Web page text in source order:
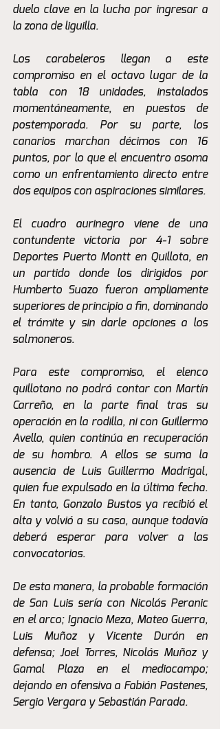
duelo clave en la lucha por ingresar a
la zona de liguilla.
Los carabeleros llegan a este
compromiso en el octavo lugar de la
tabla con 18 unidades, instalados
momentáneamente, en puestos de
postemporada. Por su parte, los
canarios marchan décimos con 16
puntos, por lo que el encuentro asoma
como un enfrentamiento directo entre
dos equipos con aspiraciones similares.
El cuadro aurinegro viene de una
contundente victoria por 4-1 sobre
Deportes Puerto Montt en Quillota, en
un partido donde los dirigidos por
Humberto Suazo fueron ampliamente
superiores de principio a fin, dominando
el trámite y sin darle opciones a los
salmoneros.
Para este compromiso, el elenco
quillotano no podrá contar con Martín
Carreño, en la parte final tras su
operación en la rodilla, ni con Guillermo
Avello, quien continúa en recuperación
de su hombro. A ellos se suma la
ausencia de Luis Guillermo Madrigal,
quien fue expulsado en la última fecha.
En tanto, Gonzalo Bustos ya recibió el
alta y volvió a su casa, aunque todavía
deberá esperar para volver a las
convocatorias.
De esta manera, la probable formación
de San Luis sería con Nicolás Peranic
en el arco; Ignacio Meza, Mateo Guerra,
Luis Muñoz y Vicente Durán en
defensa; Joel Torres, Nicolás Muñoz y
Gamal Plaza en el mediocampo;
dejando en ofensiva a Fabián Pastenes,
Sergio Vergara y Sebastián Parada.